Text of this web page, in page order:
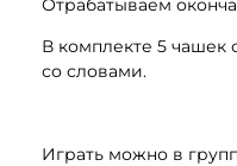
В комплекте 5 чашек
со словами.
Играть можно в